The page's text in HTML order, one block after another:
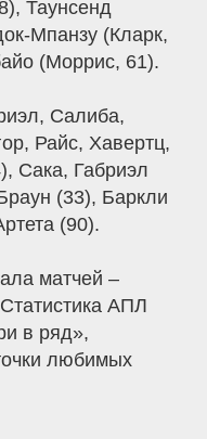
Таунсенд
Мпанзу (Кларк,
(Моррис, 61).
Салиба,
Райс, Хавертц,
Сака, Габриэл
(33), Баркли
(90).
матчей –
АПЛ
в ряд»,
любимых